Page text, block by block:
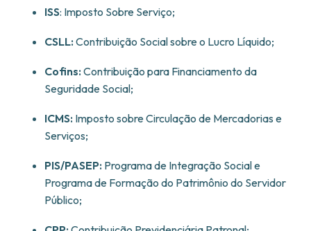
ISS: Imposto Sobre Serviço;
CSLL: Contribuição Social sobre o Lucro Líquido;
Cofins: Contribuição para Financiamento da
Seguridade Social;
ICMS: Imposto sobre Circulação de Mercadorias e
Serviços;
PIS/PASEP: Programa de Integração Social e
Programa de Formação do Patrimônio do Servidor
Público;